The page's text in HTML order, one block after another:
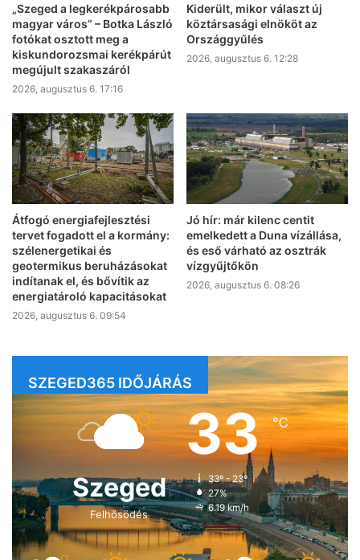
„Szeged a legkerékpárosabb
magyar város” – Botka László
fotókat osztott meg a
kiskundorozsmai kerékpárút
megújult szakaszáról
2026, augusztus 6. 17:16
Kiderült, mikor választ új
köztársasági elnököt az
Országgyűlés
2026, augusztus 6. 12:28
Átfogó energiafejlesztési
tervet fogadott el a kormány:
szélenergetikai és
geotermikus beruházásokat
indítanak el, és bővítik az
energiatároló kapacitásokat
2026, augusztus 6. 09:54
Jó hír: már kilenc centit
emelkedett a Duna vízállása,
és eső várható az osztrák
vízgyűjtőkön
2026, augusztus 6. 08:26
SZEGED365 IDŐJÁRÁS
Szeged
Felhősödés
33℃
33º - 23º
27%
6.19 km/h